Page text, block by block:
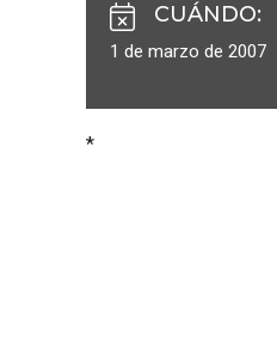
CUÁNDO:
1 de marzo de 2007
*